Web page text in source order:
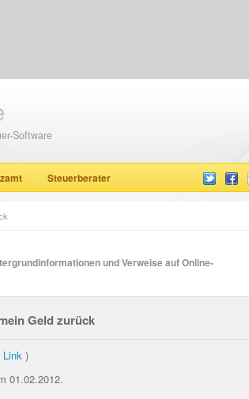
Software
Steuerberater
und Verweise auf Online-
Geld zurück
Link )
01.02.2012.